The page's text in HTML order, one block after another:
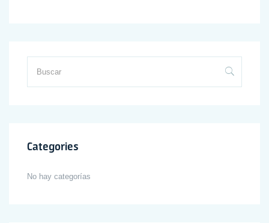
Categories
No hay categorías